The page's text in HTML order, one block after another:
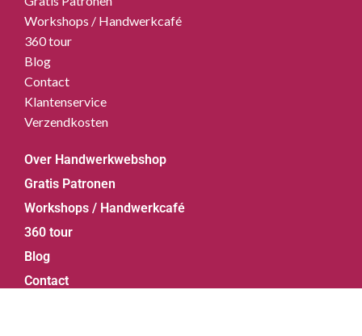
Workshops / Handwerkcafé
360 tour
Blog
Contact
Klantenservice
Verzendkosten
Over Handwerkwebshop
Gratis Patronen
Workshops / Handwerkcafé
360 tour
Blog
Contact